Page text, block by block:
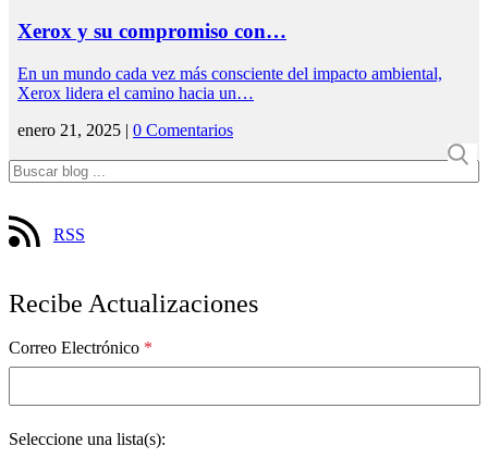
Xerox y su compromiso con…
En un mundo cada vez más consciente del impacto ambiental,
Xerox lidera el camino hacia un…
enero 21, 2025 | 0 Comentarios
RSS
Recibe Actualizaciones
Correo Electrónico *
Seleccione una lista(s):